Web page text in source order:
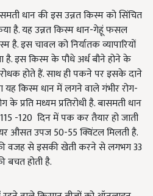
धान की इस उन्नत किस्म को सिंचित
है. यह उन्नत किस्म धान-गेहूं फसल
है. इस चावल को निर्यातक व्यापारियों
है. इस किस्म के पौधे अर्ध बौने होने के
होते हैं. साथ ही पकने पर इसके दाने
किस्म धान में लगने वाले गंभीर रोग-
के प्रति मध्यम प्रतिरोधी है. बासमती धान
-120 दिन में पक कर तैयार हो जाती
औसत उपज 50-55 क्विंटल मिलती है.
वजह से इसकी खेती करने से लगभग 33
बचत होती है.